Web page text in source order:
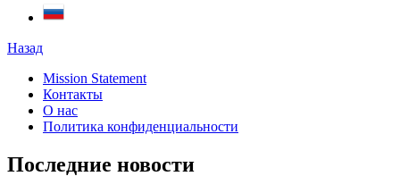
Назад
Mission Statement
Контакты
О нас
Политика конфиденциальности
Последние новости